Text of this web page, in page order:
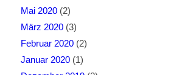
Mai 2020(2)
März 2020(3)
Februar 2020(2)
Januar 2020(1)